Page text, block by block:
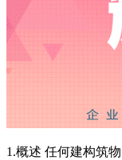
1.概述 任何建构筑